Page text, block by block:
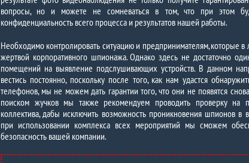
вопросы, но и можете не сомневаться в том, что при этом
конфиденциальность всего процесса и результатов нашей работы.
Необходимо контролировать ситуацию и предпринимателям, которые в
жертвой корпоративного шпионажа. Однако здесь не достаточно
помещений на выявление подслушивающих устройств. В данном
вестись постоянно, поскольку после того, как нам удастся
телефонов, мы не можем дать гарантии того, что они не появятся
поиском жучков мы также рекомендуем проводить проверку на
коллектива, дабы исключить возможность проникновения шпионов в
при использовании комплекса всех мероприятий мы сможем
безопасность вашей компании.